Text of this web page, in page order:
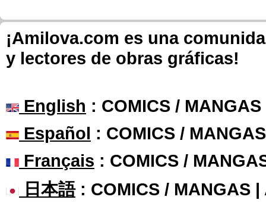
¡Amilova.com es una
y lectores de obras gráficas!
English : COMICS /
Español : COMICS /
Français : COMICS /
日本語: COMICS / MANGAS |